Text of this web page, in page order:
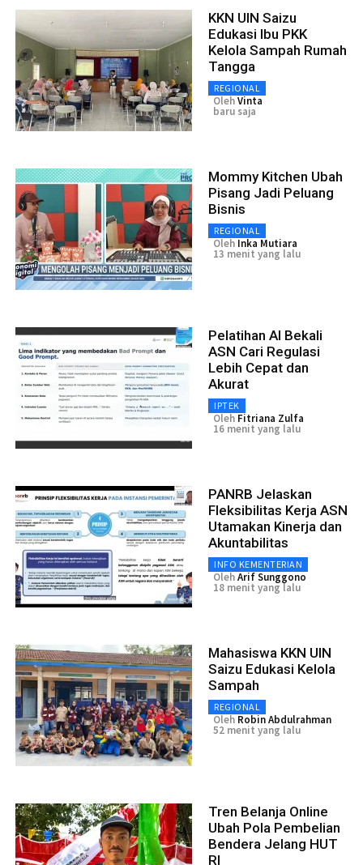
KKN UIN Saizu
Edukasi Ibu PKK
Kelola Sampah Rumah
Tangga
REGIONAL
OlehVinta
baru saja
Mommy Kitchen Ubah
Pisang Jadi Peluang
Bisnis
REGIONAL
Oleh Inka Mutiara
13 menit yang lalu
Pelatihan AI Bekali
ASN Cari Regulasi
Lebih Cepat dan
Akurat
IPTEK
Oleh Fitriana Zulfa
16 menit yang lalu
PANRB Jelaskan
Fleksibilitas Kerja ASN
Utamakan Kinerja dan
Akuntabilitas
INFO KEMENTERIAN
OlehArif Sunggono
18 menit yang lalu
Mahasiswa KKN UIN
Saizu Edukasi Kelola
Sampah
REGIONAL
Oleh Robin Abdulrahman
52 menit yang lalu
Tren Belanja Online
Ubah Pola Pembelian
Bendera Jelang HUT
RI